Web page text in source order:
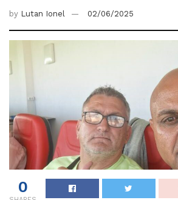
by Lutan Ionel 02/06/2025
0